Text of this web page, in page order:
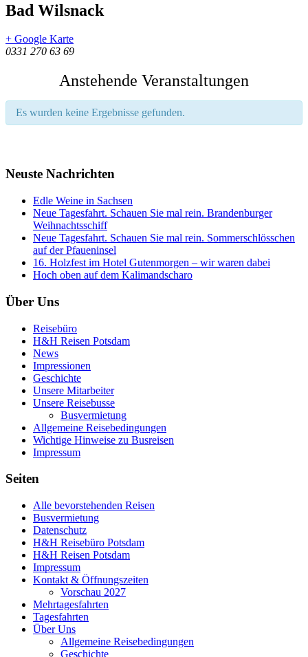
Bad Wilsnack
+ Google Karte
0331 270 63 69
Anstehende Veranstaltungen
Es wurden keine Ergebnisse gefunden.
Neuste Nachrichten
Edle Weine in Sachsen
Neue Tagesfahrt. Schauen Sie mal rein. Brandenburger
Weihnachtsschiff
Neue Tagesfahrt. Schauen Sie mal rein. Sommerschlösschen
auf der Pfaueninsel
16. Holzfest im Hotel Gutenmorgen – wir waren dabei
Hoch oben auf dem Kalimandscharo
Über Uns
Reisebüro
H&H Reisen Potsdam
News
Impressionen
Geschichte
Unsere Mitarbeiter
Unsere Reisebusse
Busvermietung
Allgemeine Reisebedingungen
Wichtige Hinweise zu Busreisen
Impressum
Seiten
Alle bevorstehenden Reisen
Busvermietung
Datenschutz
H&H Reisebüro Potsdam
H&H Reisen Potsdam
Impressum
Kontakt & Öffnungszeiten
Vorschau 2027
Mehrtagesfahrten
Tagesfahrten
Über Uns
Allgemeine Reisebedingungen
Geschichte